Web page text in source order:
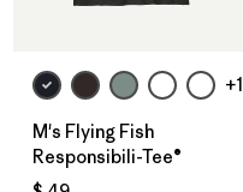
+1
M's Flying Fish
Responsibili-Tee®